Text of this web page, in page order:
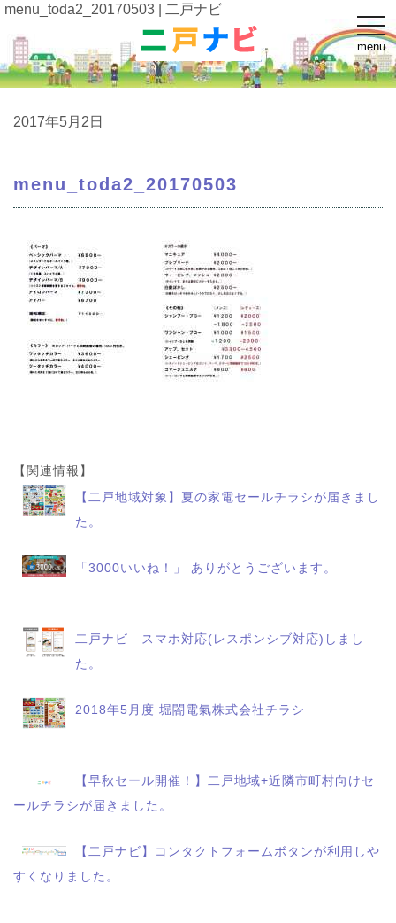
t
o
g
g
l
e
o
menu
menu_toda2_20170503 | 二戸ナビ
2017年5月2日
menu_toda2_20170503
【関連情報】
【二戸地域対象】夏の家電セールチラシが届きまし
た。
「3000いいね！」 ありがとうございます。
二戸ナビ スマホ対応(レスポンシブ対応)しまし
た。
2018年5月度 堀閤電氣株式会社チラシ
【早秋セール開催！】二戸地域+近隣市町村向けセ
ールチラシが届きました。
【二戸ナビ】コンタクトフォームボタンが利用しや
すくなりました。